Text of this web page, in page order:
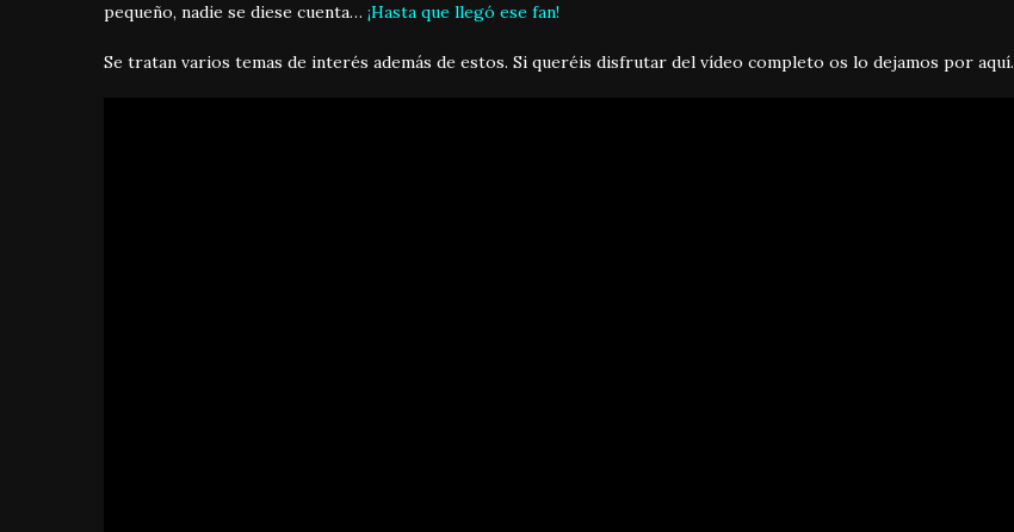
pequeño, nadie se diese cuenta… ¡Hasta que llegó ese fan!
Se tratan varios temas de interés además de estos. Si queréis disfrutar del vídeo completo os lo dejamos por aquí.